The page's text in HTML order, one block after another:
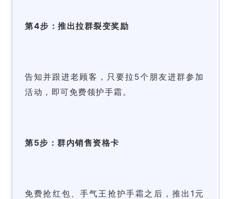
第4步：推出拉群裂变奖励
告知并跟进老顾客，只要拉5个朋友进群参加
活动，即可免费领护手霜。
第5步：群内销售资格卡
免费抢红包、手气王抢护手霜之后，推出1元